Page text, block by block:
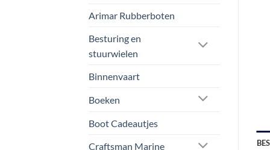
Arimar Rubberboten
Besturing en
stuurwielen
Binnenvaart
Boeken
Boot Cadeautjes
Craftsman Marine